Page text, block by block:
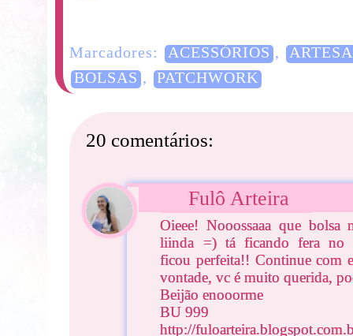
Marcadores: ACESSÓRIOS ,
BOLSAS , PATCHWORK
20 comentários:
Fulô Arteira
Oieee! Nooossaaa que bolsa
liinda =) tá ficando fera no
ficou perfeita!! Continue com
vontade, vc é muito querida,
Beijão enooorme
BU 999
http://